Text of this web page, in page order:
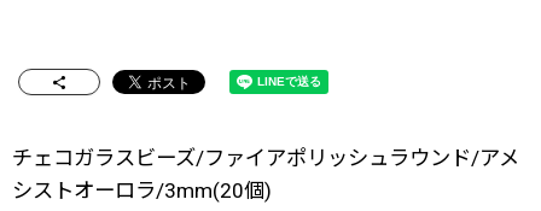
チェコガラスビーズ/ファイアポリッシュラウンド/アメ
シストオーロラ/3mm(20個)